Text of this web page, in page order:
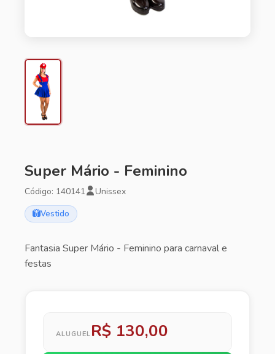
Super Mário - Feminino
Código: 140141 Unissex
Vestido
Fantasia Super Mário - Feminino para carnaval e
festas
ALUGUEL R$ 130,00